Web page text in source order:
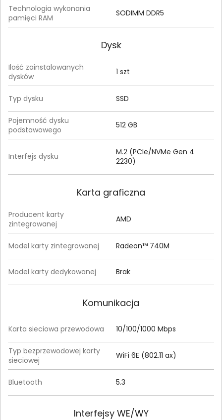
Technologia wykonania
pamięci RAM
SODIMM DDR5
Dysk
Ilość zainstalowanych
dysków
1 szt
Typ dysku SSD
Pojemność dysku
podstawowego
512 GB
Interfejs dysku
M.2 (PCIe/NVMe Gen 4
2230)
Karta graficzna
Producent karty
zintegrowanej
AMD
Model karty zintegrowanej Radeon™ 740M
Model karty dedykowanej Brak
Komunikacja
Karta sieciowa przewodowa 10/100/1000 Mbps
Typ bezprzewodowej karty
sieciowej
WiFi 6E (802.11 ax)
Bluetooth 5.3
Interfejsy WE/WY